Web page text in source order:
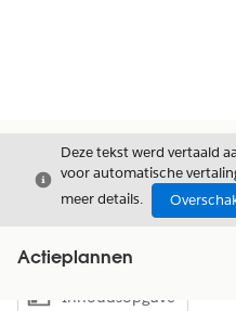
Sluiten
Deze tekst werd vertaald
voor automatische
meer details.
Actieplannen
Inhoudsopgave
Inhoudsopgave